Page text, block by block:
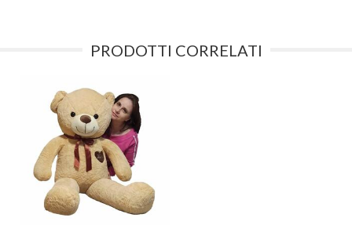
PRODOTTI CORRELATI